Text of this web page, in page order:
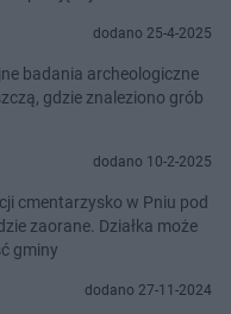
dodano 25-4-2025
badania archeologiczne
gdzie znaleziono grób
dodano 10-2-2025
cmentarzysko w Pniu pod
zaorane. Działka może
gminy
dodano 27-11-2024